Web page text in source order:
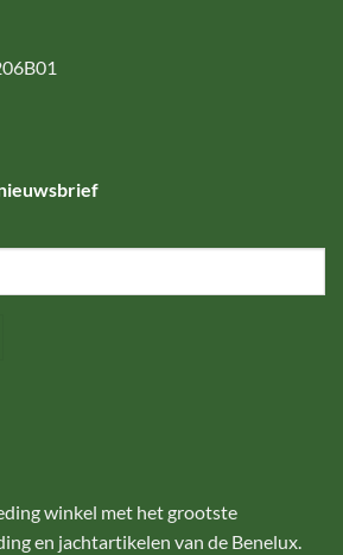
winkel met het grootste
en jachtartikelen van de Benelux.